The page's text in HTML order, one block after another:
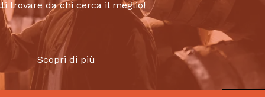
trovare da chi cerca il meglio!
Scopri di più